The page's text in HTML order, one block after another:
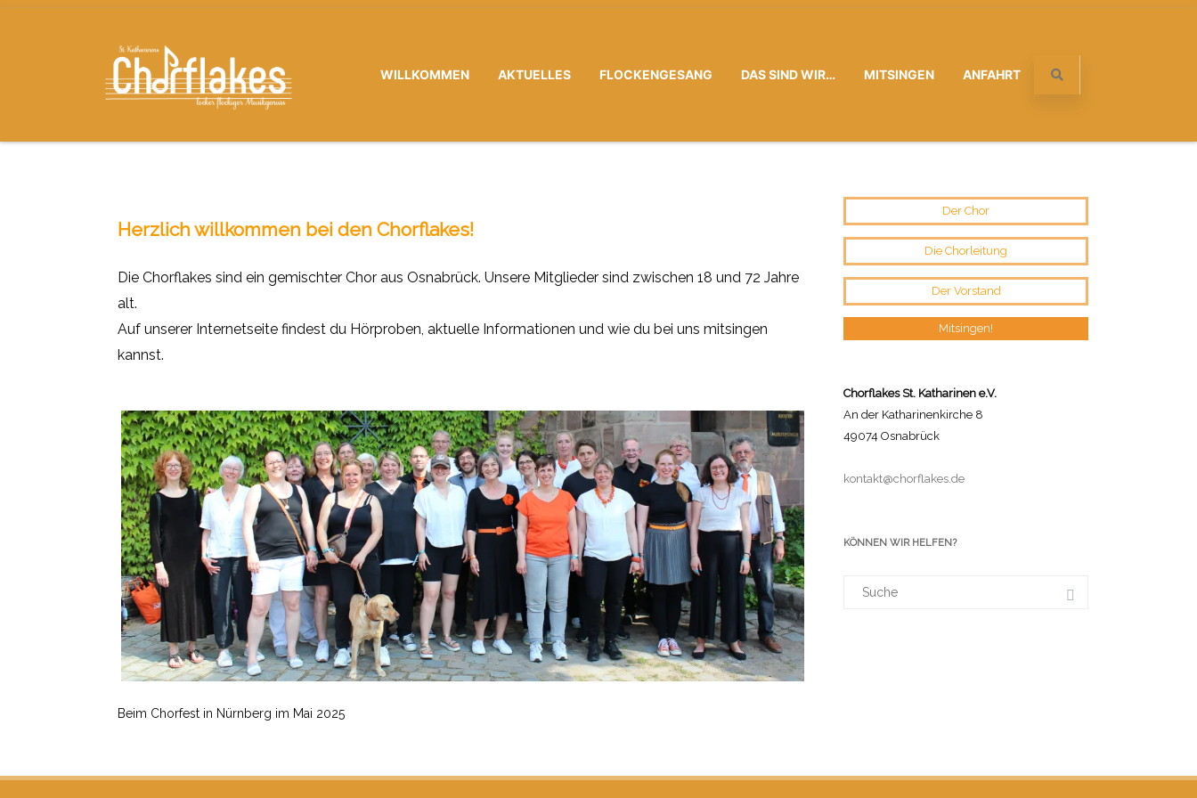
WILLKOMMEN AKTUELLES FLOCKENGESANG DAS SIND WIR… MITSINGEN ANFAHRT
Herzlich willkommen bei den Chorflakes!
Die Chorflakes sind ein gemischter Chor aus Osnabrück. Unsere Mitglieder sind zwischen 18 und 72 Jahre
alt.
Auf unserer Internetseite findest du Hörproben, aktuelle Informationen und wie du bei uns mitsingen
kannst.
Beim Chorfest in Nürnberg im Mai 2025
Der Chor
Die Chorleitung
Der Vorstand
Mitsingen!
Chorflakes St. Katharinen e.V.
An der Katharinenkirche 8
49074 Osnabrück
kontakt@chorflakes.de
KÖNNEN WIR HELFEN?